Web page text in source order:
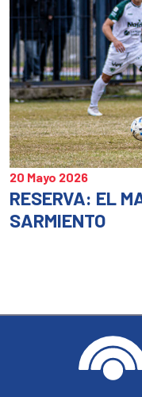
20 Mayo 2026
RESERVA: EL
SARMIENTO